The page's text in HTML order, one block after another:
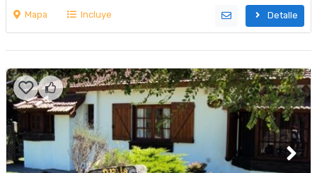
Mapa Incluye Detalle